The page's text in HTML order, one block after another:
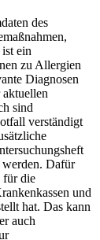
des
ein
zu Allergien
Diagnosen
sind
verständigt
Dafür
für die
und
hat. Das kann
auch